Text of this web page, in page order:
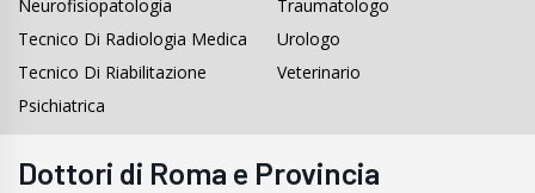
Neurofisiopatologia
Tecnico Di Radiologia Medica
Tecnico Di Riabilitazione
Psichiatrica
Traumatologo
Urologo
Veterinario
Dottori di Roma e Provincia